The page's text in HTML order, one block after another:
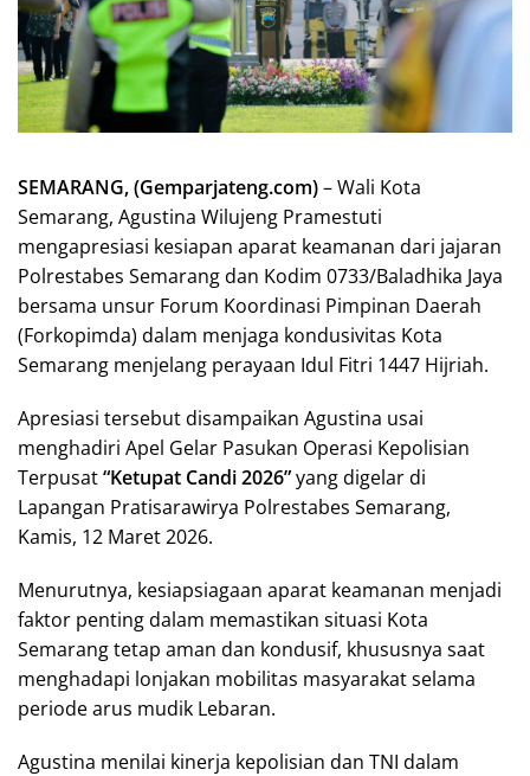
SEMARANG, (Gemparjateng.com)– Wali Kota
Semarang, Agustina Wilujeng Pramestuti
mengapresiasi kesiapan aparat keamanan dari jajaran
Polrestabes Semarang dan Kodim 0733/Baladhika Jaya
bersama unsur Forum Koordinasi Pimpinan Daerah
(Forkopimda) dalam menjaga kondusivitas Kota
Semarang menjelang perayaan Idul Fitri 1447 Hijriah.
Apresiasi tersebut disampaikan Agustina usai
menghadiri Apel Gelar Pasukan Operasi Kepolisian
Terpusat“Ketupat Candi 2026”yang digelar di
Lapangan Pratisarawirya Polrestabes Semarang,
Kamis, 12 Maret 2026.
Menurutnya, kesiapsiagaan aparat keamanan menjadi
faktor penting dalam memastikan situasi Kota
Semarang tetap aman dan kondusif, khususnya saat
menghadapi lonjakan mobilitas masyarakat selama
periode arus mudik Lebaran.
Agustina menilai kinerja kepolisian dan TNI dalam